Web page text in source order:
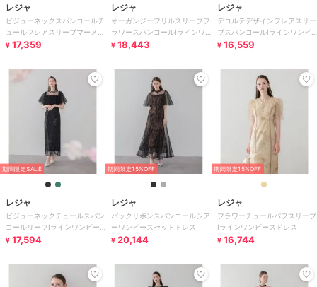
レジャ
ビジューネックスパンコールチ
ュールフレアスリーブマーメイ
ドワンピースドレス
¥ 17,359
レジャ
オーガンジーフリルスリーブフ
ラワースパンコールIラインワ
ンピースドレス
¥ 18,443
レジャ
デコルテデザインフレアスリー
ブスパンコールIラインワンピ
ースドレス
¥ 16,559
期間限定SALE
レジャ
ビジューネックチュールスパン
コールリーフIラインワンピー
スドレス
¥ 17,594
期間限定15%OFF
レジャ
バックリボンスパンコールシア
ーワンピースセットドレス
¥ 20,144
期間限定15%OFF
レジャ
フラワーチュールパフスリーブ
Iラインワンピースドレス
¥ 16,744